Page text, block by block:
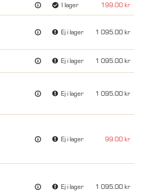
I lager 199.00
Ej i lager 1 095.00
Ej i lager 1 095.00
Ej i lager 1 095.00
Ej i lager 99.00
Ej i lager 1 095.00